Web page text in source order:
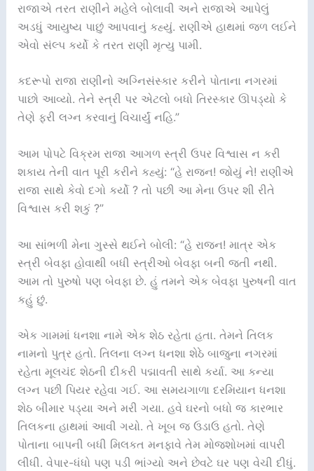
રાજાએ તરત રાણીને મહેલે બોલાવી અને રાજાએ આપેલું
અડધું આયુષ્ય પાછું આપવાનું કહ્યું. રાણીએ હાથમાં જળ લઈને
એવો સંલ્પ કર્યો કે તરત રાણી મૃત્યુ પામી.
કદરૂપો રાજા રાણીનો અગ્નિસંસ્કાર કરીને પોતાના નગરમાં
પાછો આવ્યો. તેને સ્ત્રી પર એટલો બધો તિરસ્કાર ઊપડ્યો કે
તેણે ફરી લગ્ન કરવાનું વિચાર્યું નહિ.”
આમ પોપટે વિક્રમ રાજા આગળ સ્ત્રી ઉપર વિશ્વાસ ન કરી
શકાય તેની વાત પૂરી કરીને કહ્યું: “હે રાજન! જોયું ને! રાણીએ
રાજા સાથે કેવો દગો કર્યો ? તો પછી આ મેના ઉપર શી રીતે
વિશ્વાસ કરી શકું ?”
આ સાંભળી મેના ગુસ્સે થઈને બોલી: “હે રાજન! માત્ર એક
સ્ત્રી બેવફા હોવાથી બધી સ્ત્રીઓ બેવફા બની જતી નથી.
આમ તો પુરુષો પણ બેવફા છે. હું તમને એક બેવફા પુરુષની વાત
કહું છું.
એક ગામમાં ધનશા નામે એક શેઠ રહેતા હતા. તેમને તિલક
નામનો પુત્ર હતો. તિલના લગ્ન ધનશા શેઠે બાજુના નગરમાં
રહેતા મૂલચંદ શેઠની દીકરી પદ્માવતી સાથે કર્યા. આ કન્યા
લગ્ન પછી પિયર રહેવા ગઈ. આ સમયગાળા દરમિયાન ધનશા
શેઠ બીમાર પડ્યા અને મરી ગયા. હવે ઘરનો બધો જ કારભાર
તિલકના હાથમાં આવી ગયો. તે ખૂબ જ ઉડાઉ હતો. તેણે
પોતાના બાપની બધી મિલકત મનફાવે તેમ મોજશોખમાં વાપરી
લીધી. વેપાર-ધંધો પણ પડી ભાંગ્યો અને છેવટે ઘર પણ વેચી દીધું.